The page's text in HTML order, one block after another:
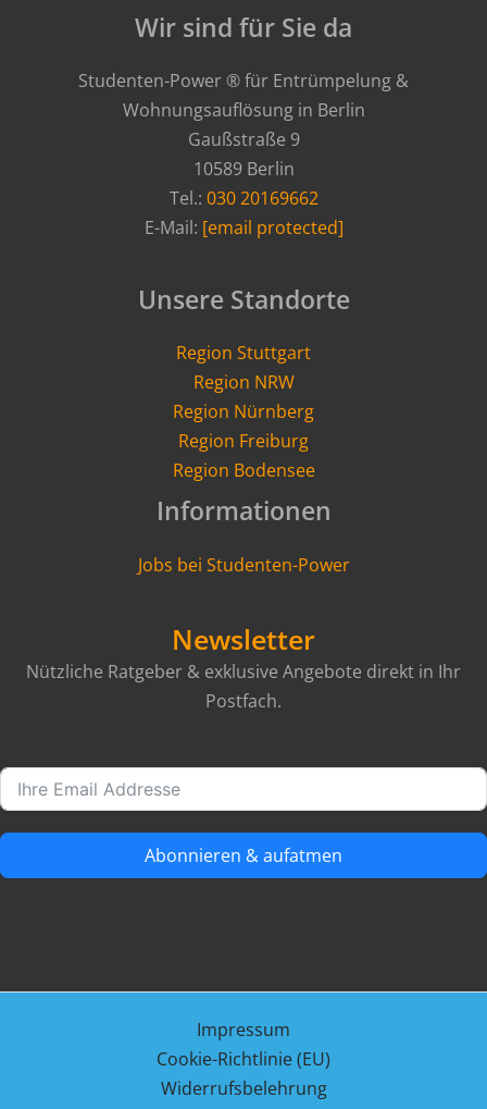
Wir sind für Sie da
Studenten-Power ® für Entrümpelung &
Wohnungsauflösung in Berlin
Gaußstraße 9
10589 Berlin
Tel.: 030 20169662
E-Mail: [email protected]
Unsere Standorte
Region Stuttgart
Region NRW
Region Nürnberg
Region Freiburg
Region Bodensee
Informationen
Jobs bei Studenten-Power
Newsletter
Nützliche Ratgeber & exklusive Angebote direkt in Ihr
Postfach.
Abonnieren & aufatmen
Impressum
Cookie-Richtlinie (EU)
Widerrufsbelehrung